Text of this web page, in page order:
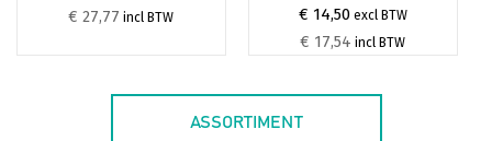
€ 27,77 incl BTW € 14,50excl BTW
€ 17,54 incl BTW
ASSORTIMENT